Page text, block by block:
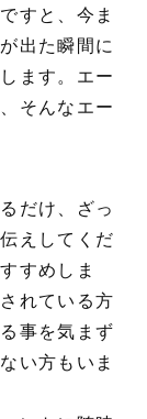
すと、今ま
出た瞬間に
ます。エー
そんなエー
だけ、ざっ
えしてくだ
すめしま
れている方
事を気まず
い方もいま